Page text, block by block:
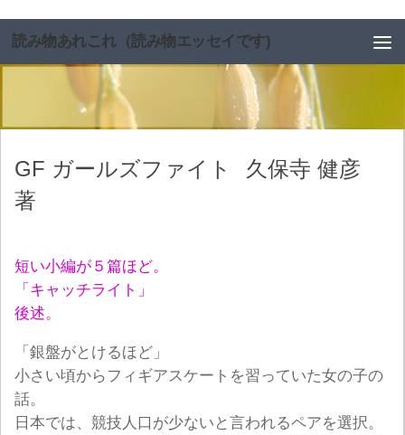
読み物あれこれ（読み物エッセイです)
GF ガールズファイト
久保寺 健彦
著
短い小編が５篇ほど。
「キャッチライト」
後述。
「銀盤がとけるほど」
小さい頃からフィギアスケートを習っていた女の子の
話。
日本では、競技人口が少ないと言われるペアを選択。